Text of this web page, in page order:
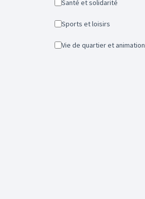
Santé et solidarité
Sports et loisirs
Vie de quartier et animation